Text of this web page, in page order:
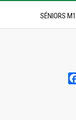
SÉNIORS M1